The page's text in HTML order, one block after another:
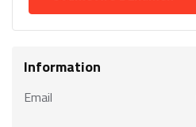
Information
Email